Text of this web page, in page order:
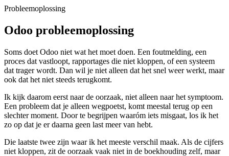
Probleemoplossing
Odoo probleemoplossing
Soms doet Odoo niet wat het moet doen. Een foutmelding, een
proces dat vastloopt, rapportages die niet kloppen, of een systeem
dat trager wordt. Dan wil je niet alleen dat het snel weer werkt, maar
ook dat het niet steeds terugkomt.
Ik kijk daarom eerst naar de oorzaak, niet alleen naar het symptoom.
Een probleem dat je alleen wegpoetst, komt meestal terug op een
slechter moment. Door te begrijpen waaróm iets misgaat, los ik het
zo op dat je er daarna geen last meer van hebt.
Die laatste twee zijn waar ik het meeste verschil maak. Als de cijfers
niet kloppen, zit de oorzaak vaak niet in de boekhouding zelf, maar